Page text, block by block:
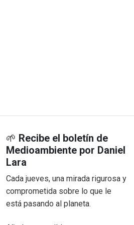
🌱 Recibe el boletín de
Medioambiente por Daniel
Lara
Cada jueves, una mirada rigurosa y
comprometida sobre lo que le
está pasando al planeta.